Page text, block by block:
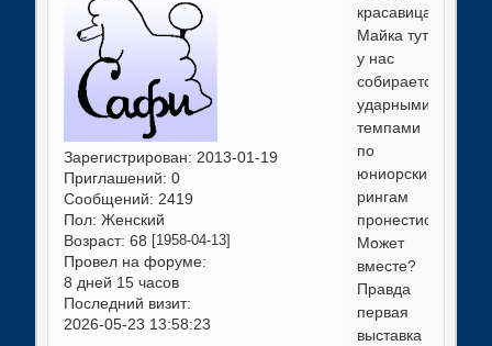
Зарегистрирован: 2013-01-19
Приглашений: 0
Сообщений: 2419
Пол: Женский
Возраст: 68 [1958-04-13]
Провел на форуме:
8 дней 15 часов
Последний визит:
2026-05-23 13:58:23
красавица!
Майка тут
у нас
собирается
ударными
темпами
по
юниорским
рингам
пронестись.
Может
вместе?
Правда
первая
выставка